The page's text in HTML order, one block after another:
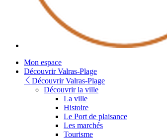
Mon espace
Découvrir Valras-Plage
Découvrir Valras-Plage
Découvrir la ville
La ville
Histoire
Le Port de plaisance
Les marchés
Tourisme